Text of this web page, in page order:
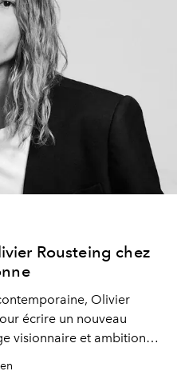
Rousteing chez
Olivier
écrire un nouveau
visionnaire et ambition
pourrait bien redessiner